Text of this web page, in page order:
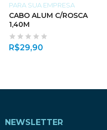
PARA SUA EMPRESA
CABO ALUM C/ROSCA
1,40M
R$29,90
NEWSLETTER